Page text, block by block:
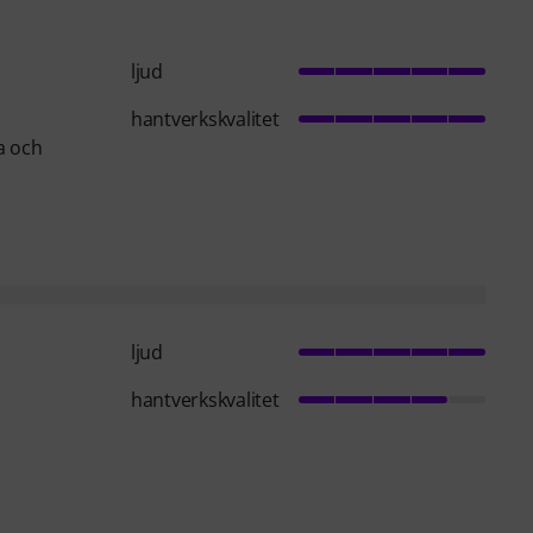
och
ljud
hantverkskvalitet
ljud
hantverkskvalitet